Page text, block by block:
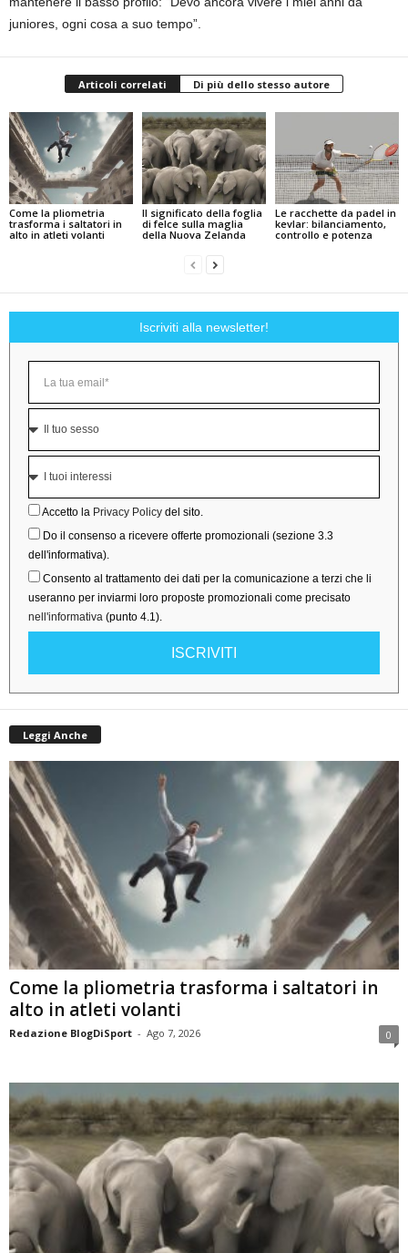
juniores, ogni cosa a suo tempo”.
Articoli correlati Di più dello stesso autore
Come la pliometria
trasforma i saltatori in
alto in atleti volanti
Il significato della foglia
di felce sulla maglia
della Nuova Zelanda
Le racchette da padel in
kevlar: bilanciamento,
controllo e potenza
Iscriviti alla newsletter!
Accetto la Privacy Policy del sito.
Do il consenso a ricevere offerte promozionali (sezione 3.3
dell'informativa).
Consento al trattamento dei dati per la comunicazione a terzi che li
useranno per inviarmi loro proposte promozionali come precisato
nell'informativa (punto 4.1).
ISCRIVITI
Leggi Anche
Come la pliometria trasforma i saltatori in
alto in atleti volanti
Redazione BlogDiSport - Ago 7, 2026 0